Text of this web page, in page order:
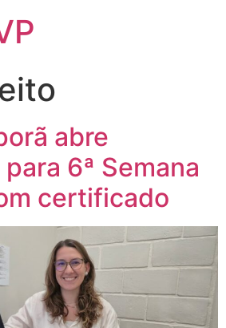
abre
6ª Semana
certificado